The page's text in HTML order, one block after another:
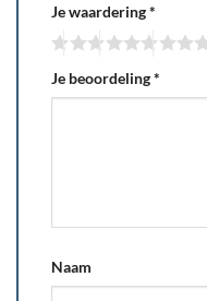
Je waardering*
Je beoordeling*
Naam